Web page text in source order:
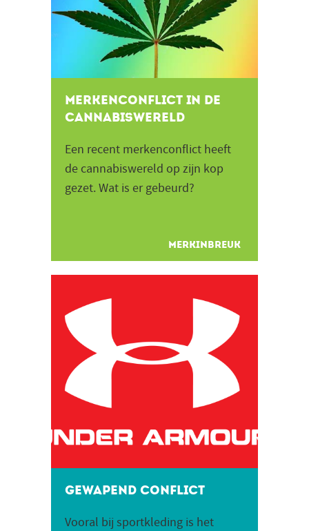
Merkenconflict in de
cannabiswereld
Een recent merkenconflict heeft
de cannabiswereld op zijn kop
gezet. Wat is er gebeurd?
MERKINBREUK
Gewapend conflict
Vooral bij sportkleding is het